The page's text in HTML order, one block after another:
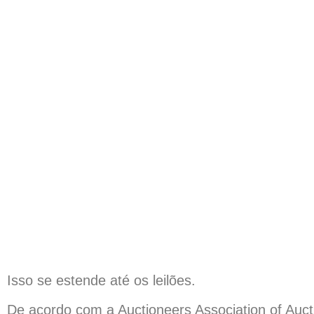
Isso se estende até os leilões.
De acordo com a Auctioneers Association of